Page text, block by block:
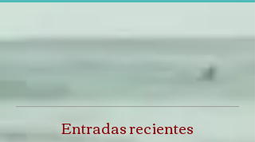
Entradas recientes